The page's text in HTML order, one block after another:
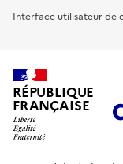
Interface utilisateur de
RÉPUBLIQUE
FRANÇAISE